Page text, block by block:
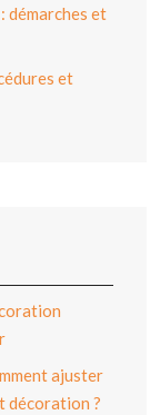
démarches et
et
ajuster
décoration ?